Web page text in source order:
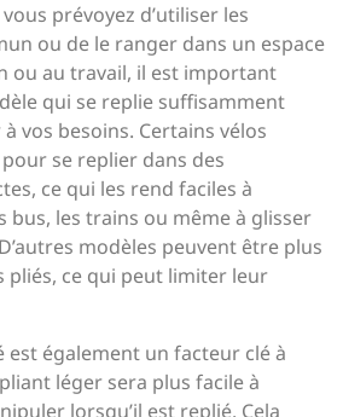
prévoyez d’utiliser les
ou de le ranger dans un espace
ou au travail, il est important
qui se replie suffisamment
vos besoins. Certains vélos
se replier dans des
ce qui les rend faciles à
bus, les trains ou même à glisser
modèles peuvent être plus
pliés, ce qui peut limiter leur
est également un facteur clé à
léger sera plus facile à
lorsqu’il est replié. Cela